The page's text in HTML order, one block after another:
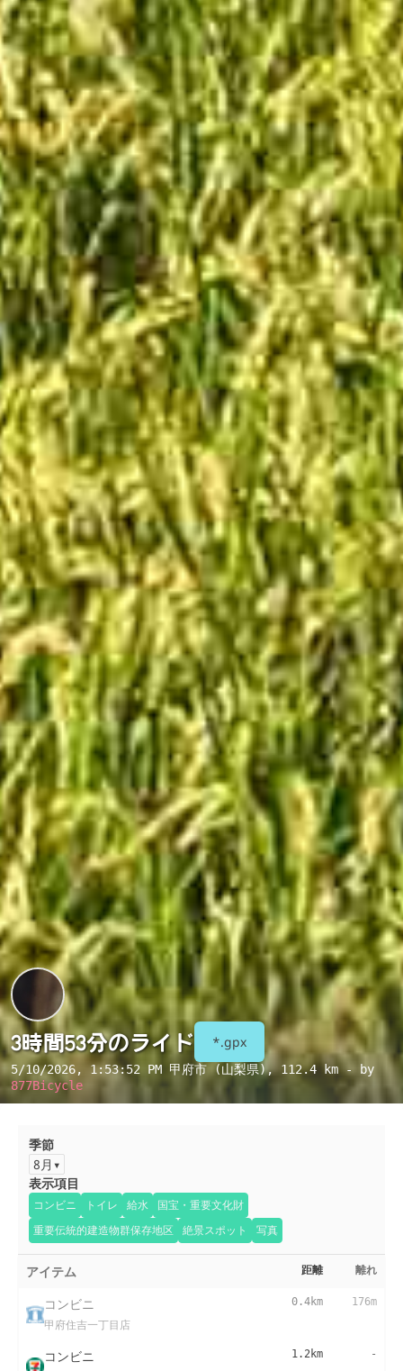
3時間53分のライド *.gpx
5/10/2026, 1:53:52 PM 甲府市 (山梨県), 112.4 km - by
877Bicycle
季節
8月
表示項目
コンビニ トイレ 給水
国宝・重要文化財
重要伝統的建造物群保存地区
絶景スポット 写真
アイテム 距離 離れ
コンビニ
甲府住吉一丁目店
0.4km 176m
コンビニ 1.2km -